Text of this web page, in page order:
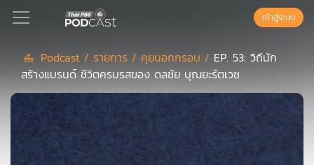
Podcast
เพล
เข้าสู่ระบบ
Podcast / รายการ / คุยนอกกรอบ / EP. 53: วิถีนัก
สร้างแบรนด์ ชีวิตครบรสของ ดลชัย บุณยะรัตเวช